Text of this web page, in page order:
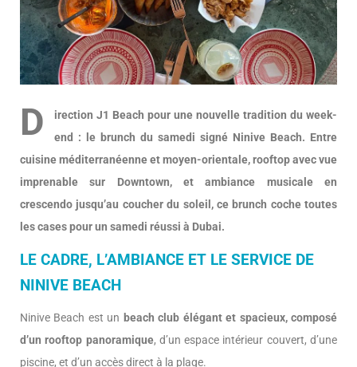
D
irection J1 Beach pour une nouvelle tradition du week-
end : le brunch du samedi signé Ninive Beach. Entre
cuisine méditerranéenne et moyen-orientale, rooftop avec vue
imprenable sur Downtown, et ambiance musicale en
crescendo jusqu’au coucher du soleil, ce brunch coche toutes
les cases pour un samedi réussi à Dubai.
LE CADRE, L’AMBIANCE ET LE SERVICE DE
NINIVE BEACH
Ninive Beach est un beach club élégant et spacieux, composé
d’un rooftop panoramique, d’un espace intérieur couvert, d’une
piscine, et d’un accès direct à la plage.